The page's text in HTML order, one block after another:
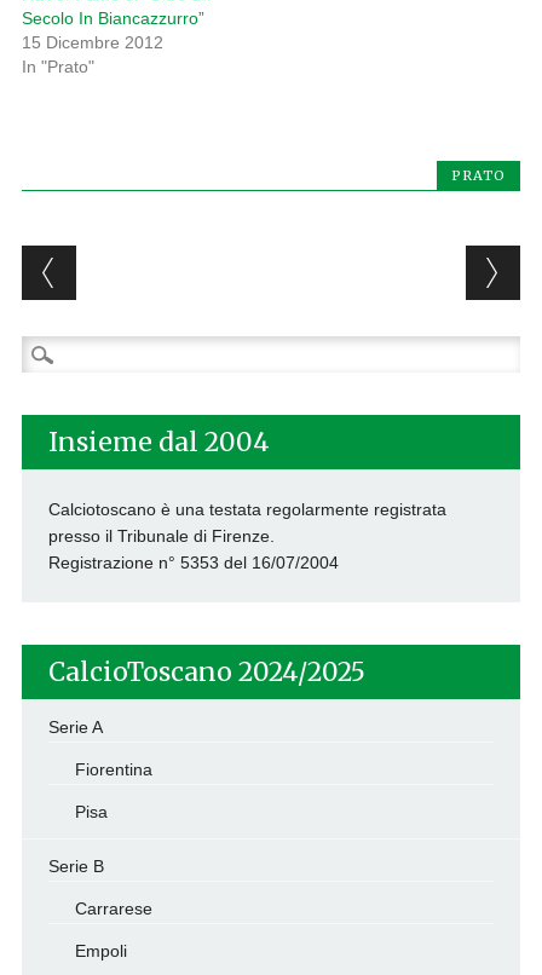
Secolo In Biancazzurro”
15 Dicembre 2012
In "Prato"
PRATO
Post navigation
Ricerca
per:
Insieme dal 2004
Calciotoscano è una testata regolarmente registrata
presso il Tribunale di Firenze.
Registrazione n° 5353 del 16/07/2004
CalcioToscano 2024/2025
Serie A
Fiorentina
Pisa
Serie B
Carrarese
Empoli